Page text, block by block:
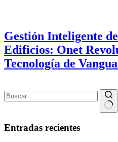
Gestión Inteligente
Edificios: Onet
Tecnología de
resultados
Entradas recientes